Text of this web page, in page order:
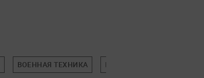
ВОЕННАЯ ТЕХНИКА ПОЛИТИКА